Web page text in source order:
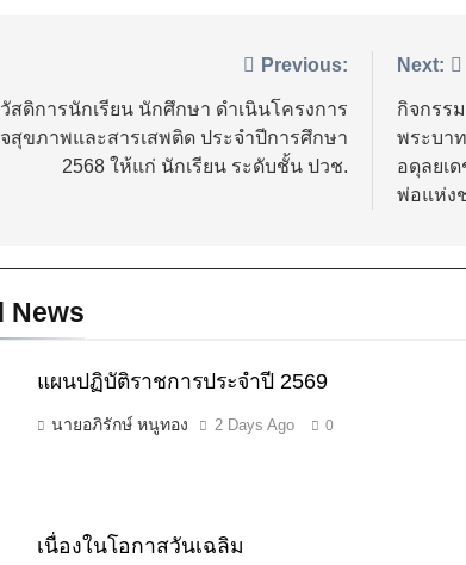
ชมรม TO BE NUMBER
เสนอผลการดำเนินงานของช
ปี 2569
4 Weeks Ago
Previous:
สดิการนักเรียน นักศึกษา ดำเนินโครงการ
สุขภาพและสารเสพติด ประจำปีการศึกษา
2568 ให้แก่ นักเรียน ระดับชั้น ปวช.
Next:
กิจกรร
พระบา
อดุลยเ
พ่อแห่ง
News
แผนปฏิบัติราชการประจำปี 2569
นายอภิรักษ์ หนูทอง 2 Days Ago 0
เนื่องในโอกาสวันเฉลิม